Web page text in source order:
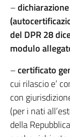
–
del DPR 28
modulo
–certificato
cui rilascio e’
con
(per i nati
della